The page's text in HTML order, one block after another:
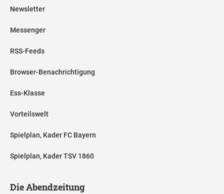
Newsletter
Messenger
RSS-Feeds
Browser-Benachrichtigung
Ess-Klasse
Vorteilswelt
Spielplan, Kader FC Bayern
Spielplan, Kader TSV 1860
Die Abendzeitung